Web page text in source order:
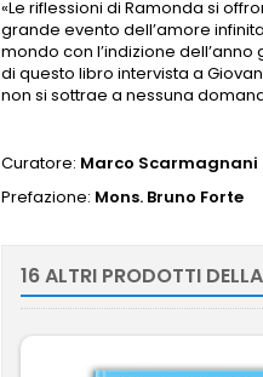
«Le riflessioni di Ramonda si
grande evento dell’amore
mondo con l’indizione
di questo libro intervista a
non si sottrae a nessuna
Curatore: Marco Scarmagnani
Prefazione: Mons. Bruno Forte
16 ALTRI PRODOTTI